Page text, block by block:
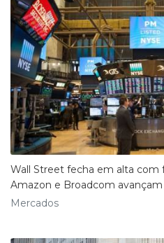
Wall Street fecha em alta com
Amazon e Broadcom avançam
Mercados